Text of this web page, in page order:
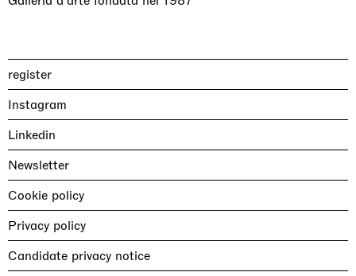
register
Instagram
Linkedin
Newsletter
Cookie policy
Privacy policy
Candidate privacy notice